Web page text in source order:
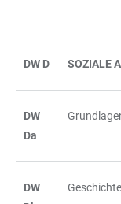
TABLE
DW D SOZIALE
DW
Da
DW